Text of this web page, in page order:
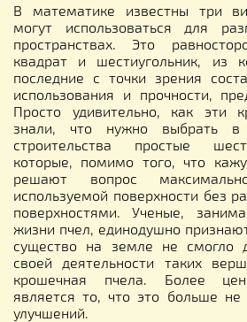
В математике известны три
могут использоваться для
пространствах. Это
квадрат и шестиугольник, из
последние с точки зрения
использования и прочности,
Просто удивительно, как эти
знали, что нужно выбрать в
строительства простые
которые, помимо того, что
решают вопрос
используемой поверхности без
поверхностями. Ученые,
жизни пчел, единодушно
существо на земле не смогло
своей деятельности таких
крошечная пчела. Более
является то, что это больше не
улучшений.